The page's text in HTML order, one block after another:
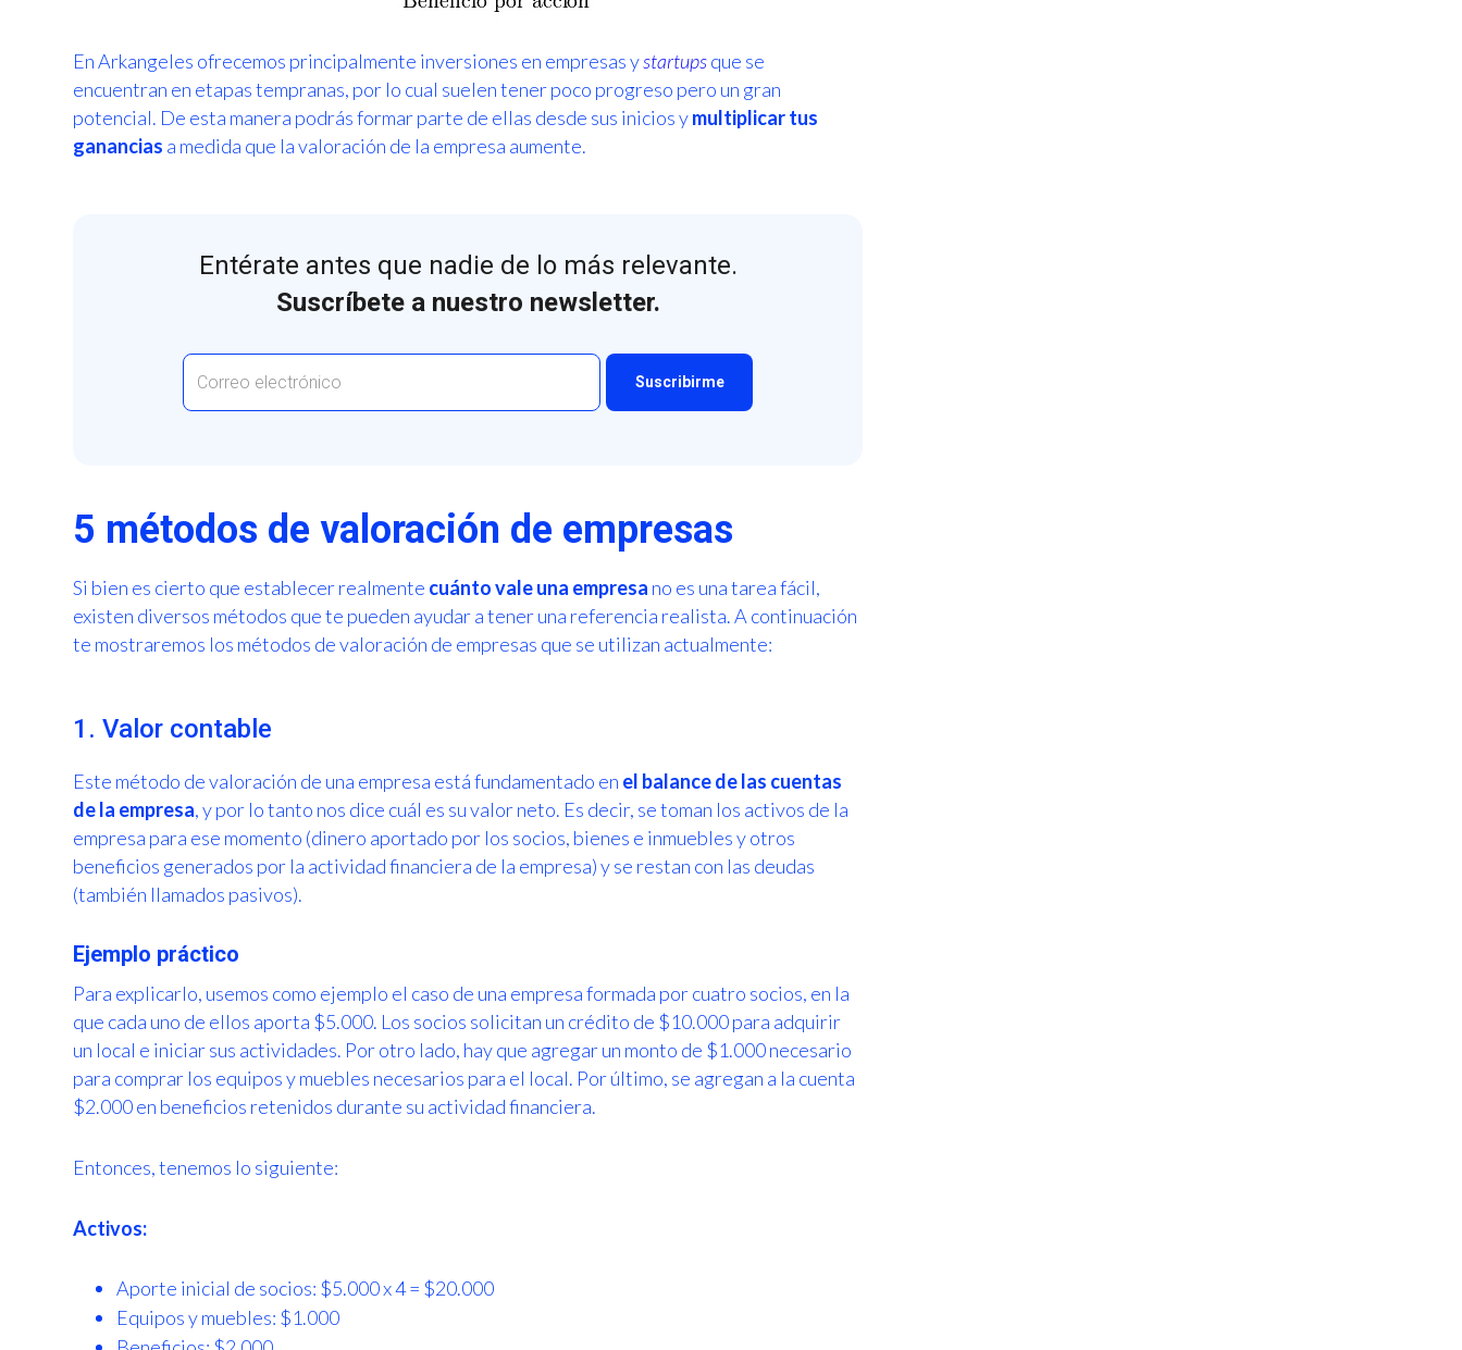
En Arkangeles ofrecemos principalmente inversiones en empresas ystartupsque se
encuentran en etapas tempranas, por lo cual suelen tener poco progreso pero un gran
potencial. De esta manera podrás formar parte de ellas desde sus inicios ymultiplicar tus
ganancias a medida que la valoración de la empresa aumente.
Entérate antes que nadie de lo más relevante.
Suscríbete a nuestro newsletter.
5 métodos de valoración de empresas
Si bien es cierto que establecer realmente cuánto vale una empresa no es una tarea fácil,
existen diversos métodos que te pueden ayudar a tener una referencia realista. A continuación
te mostraremos los métodos de valoración de empresas que se utilizan actualmente:
1. Valor contable
Este método de valoración de una empresa está fundamentado en el balance de las cuentas
de la empresa, y por lo tanto nos dice cuál es su valor neto. Es decir, se toman los activos de la
empresa para ese momento (dinero aportado por los socios, bienes e inmuebles y otros
beneficios generados por la actividad financiera de la empresa) y se restan con las deudas
(también llamados pasivos).
Ejemplo práctico
Para explicarlo, usemos como ejemplo el caso de una empresa formada por cuatro socios, en la
que cada uno de ellos aporta $5.000. Los socios solicitan un crédito de $10.000 para adquirir
un local e iniciar sus actividades. Por otro lado, hay que agregar un monto de $1.000 necesario
para comprar los equipos y muebles necesarios para el local. Por último, se agregan a la cuenta
$2.000 en beneficios retenidos durante su actividad financiera.
Entonces, tenemos lo siguiente:
Activos:
Aporte inicial de socios: $5.000 x 4 = $20.000
Equipos y muebles: $1.000